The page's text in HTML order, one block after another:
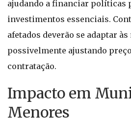
ajudando a financiar políticas
investimentos essenciais.
afetados deverão se adaptar às
possivelmente ajustando
contratação.
Impacto em
Menores